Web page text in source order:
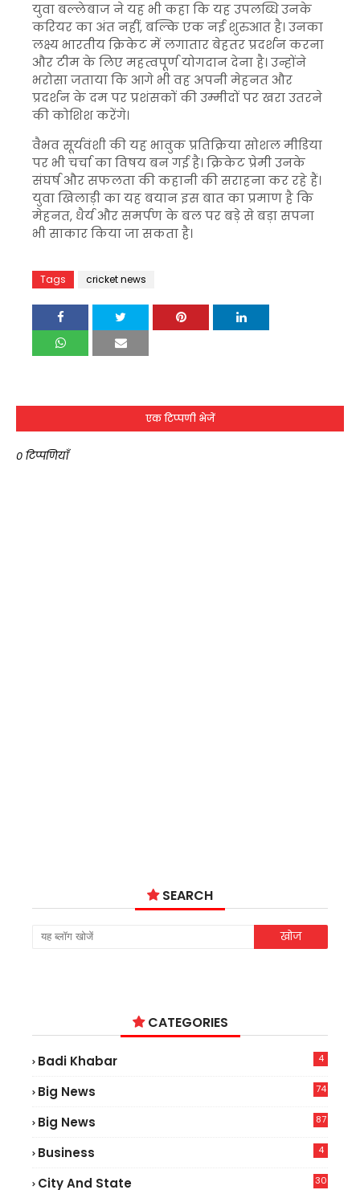
युवा बल्लेबाज ने यह भी कहा कि यह उपलब्धि उनके
करियर का अंत नहीं, बल्कि एक नई शुरुआत है। उनका
लक्ष्य भारतीय क्रिकेट में लगातार बेहतर प्रदर्शन करना
और टीम के लिए महत्वपूर्ण योगदान देना है। उन्होंने
भरोसा जताया कि आगे भी वह अपनी मेहनत और
प्रदर्शन के दम पर प्रशंसकों की उम्मीदों पर खरा उतरने
की कोशिश करेंगे।
वैभव सूर्यवंशी की यह भावुक प्रतिक्रिया सोशल मीडिया
पर भी चर्चा का विषय बन गई है। क्रिकेट प्रेमी उनके
संघर्ष और सफलता की कहानी की सराहना कर रहे हैं।
युवा खिलाड़ी का यह बयान इस बात का प्रमाण है कि
मेहनत, धैर्य और समर्पण के बल पर बड़े से बड़ा सपना
भी साकार किया जा सकता है।
Tags cricket news
एक टिप्पणी भेजें
0 टिप्पणियाँ
SEARCH
CATEGORIES
Badi Khabar 4
Big News
74
Big News
87
Business 4
City And State 30